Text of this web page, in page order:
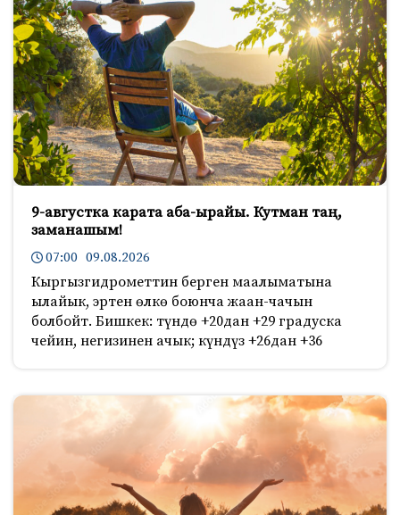
9-августка карата аба-ырайы. Кутман таң,
заманашым!
07:00 09.08.2026
Кыргызгидрометтин берген маалыматына
ылайык, эртен өлкө боюнча жаан-чачын
болбойт. Бишкек: түндө +20дан +29 градуска
чейин, негизинен ачык; күндүз +26дан +36